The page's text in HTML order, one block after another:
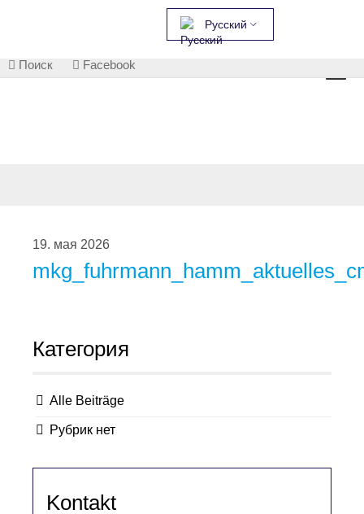
Русский
Поиск Facebook
19. мая 2026
Категория
Alle Beiträge
Рубрик нет
Kontakt